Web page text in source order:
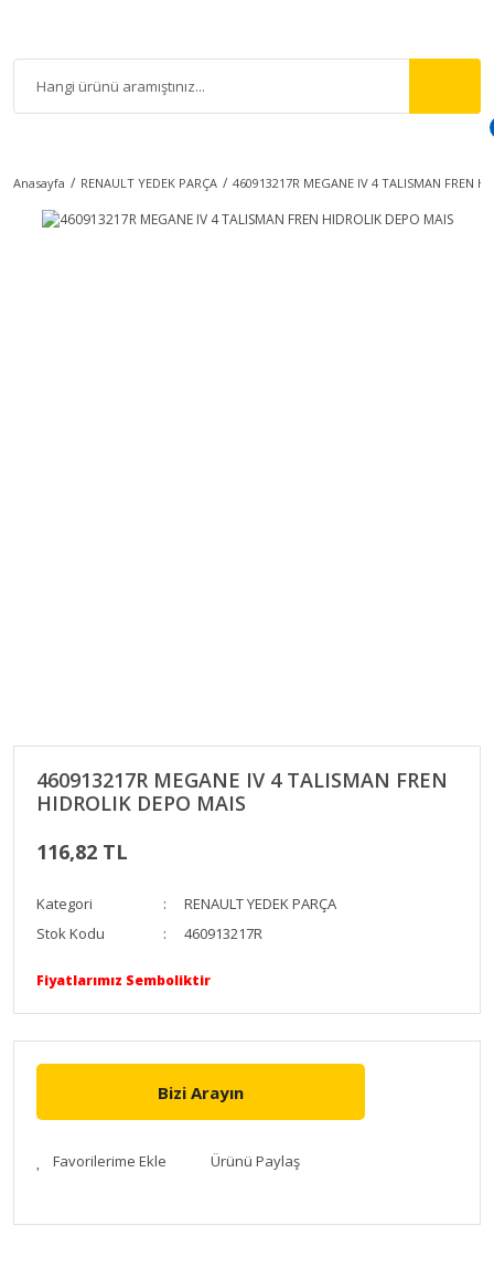
Anasayfa RENAULT YEDEK PARÇA 460913217R MEGANE IV 4 TALISMAN FREN
460913217R MEGANE IV 4 TALISMAN FREN
HIDROLIK DEPO MAIS
116,82 TL
Kategori
RENAULT YEDEK PARÇA
Stok Kodu
460913217R
Fiyatlarımız Semboliktir
Bizi Arayın
Ürünü Paylaş